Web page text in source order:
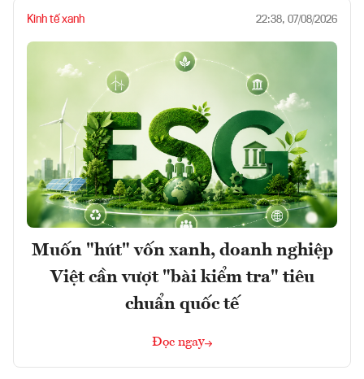
Kinh tế xanh 22:38, 07/08/2026
Muốn "hút" vốn xanh, doanh nghiệp
Việt cần vượt "bài kiểm tra" tiêu
chuẩn quốc tế
Đọc ngay